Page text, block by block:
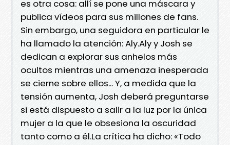
es otra cosa: allí se pone una máscara y
publica vídeos para sus millones de fans.
Sin embargo, una seguidora en particular le
ha llamado la atención: Aly.Aly y Josh se
dedican a explorar sus anhelos más
ocultos mientras una amenaza inesperada
se cierne sobre ellos... Y, a medida que la
tensión aumenta, Josh deberá preguntarse
si está dispuesto a salir a la luz por la única
mujer a la que le obsesiona la oscuridad
tanto como a él.La crítica ha dicho: «Todo